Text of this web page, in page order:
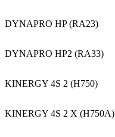
DYNAPRO HP (RA23)
DYNAPRO HP2 (RA33)
KINERGY 4S 2 (H750)
KINERGY 4S 2 X (H750A)